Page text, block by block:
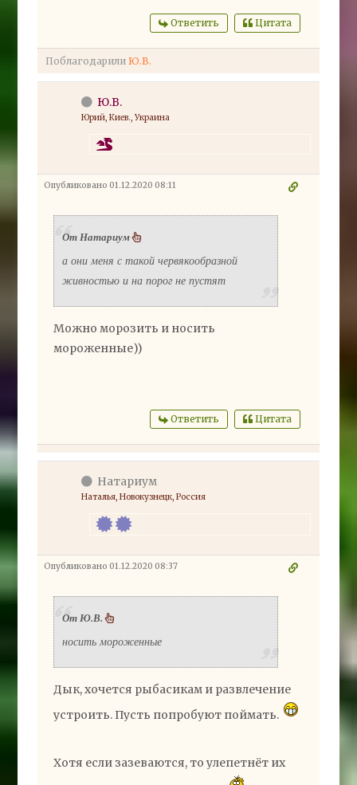
Ответить Цитата
ПоблагодарилиЮ.В.
Ю.В.
Юрий, Киев., Украина
Опубликовано 01.12.2020 08:11
От Натариум
а они меня с такой червякообразной
живностью и на порог не пустят
Можно морозить и носить
мороженные))
Ответить Цитата
Натариум
Наталья, Новокузнецк, Россия
Опубликовано 01.12.2020 08:37
От Ю.В.
носить мороженные
Дык, хочется рыбасикам и развлечение
устроить. Пусть попробуют поймать.
Хотя если зазеваются, то улепетнёт их